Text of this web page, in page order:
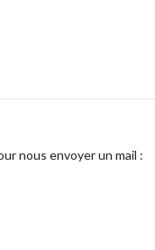
nous envoyer un mail :